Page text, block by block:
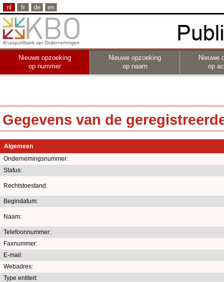
nl fr de en
Nieuwe opzoeking
op nummer
Nieuwe opzoeking
op naam
Nieuwe
op
Gegevens van de
Algemeen
Ondernemingsnummer:
Status:
Rechtstoestand:
Begindatum:
Naam:
Telefoonnummer:
Faxnummer:
E-mail:
Webadres:
Type entiteit: